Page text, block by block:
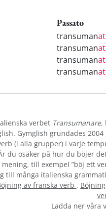
Passato
transuman
transuman
transuman
transuman
verbet Transumanare,
Gymglish grundades
(i alla grupper) i varje
du osäker på hur du böjer
till exempel ”böj ett
till många italienska
av franska verb ,
Ladda ner våra